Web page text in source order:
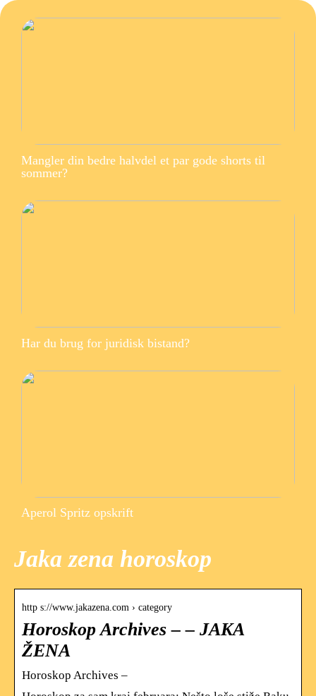
Mangler din bedre halvdel et par gode shorts til
sommer?
Har du brug for juridisk bistand?
Aperol Spritz opskrift
Jaka zena horoskop
http s://www.jakazena.com › category
Horoskop Archives – – JAKA
ŽENA
Horoskop Archives –